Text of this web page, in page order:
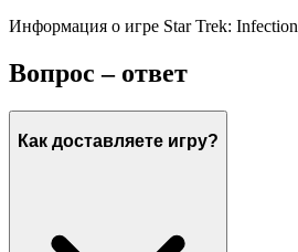
Информация о игре Star Trek:
Вопрос – ответ
Как доставляете игру?